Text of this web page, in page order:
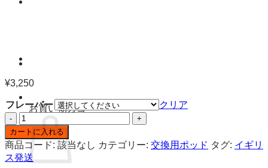
お買い物カゴ
¥3,250
フレーバー
クリア
Elf
Bar
P1
ニ
コ
カートに入れる
商品コード: 該当なし カテゴリー: 交換用ポッド タグ: イギリ
ス発送